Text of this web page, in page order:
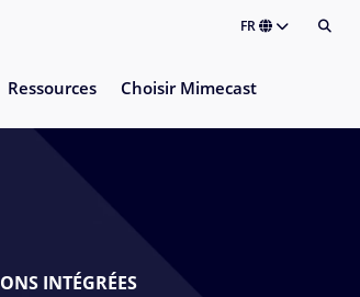
FR
Ressources Choisir Mimecast
INTÉGRÉES